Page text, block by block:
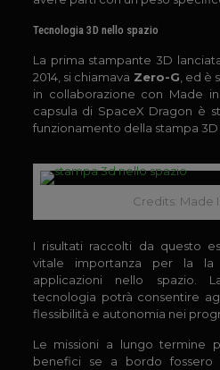
Tecnologia 3D nello spazio
La prima stampante 3D
2014, si chiamava Zero-G , ed è
in collaborazione con Made
capsula di SpaceX Dragon è
funzionamento della stampa 3D
Credits: Made
I risultati raccolti da questo
vitale importanza per la
applicazioni nello spazio.
tecnologia potrà consentire
flessibilità e autonomia nei
Le missioni a lungo termine
benefici se a bordo fossero